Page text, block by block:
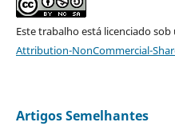
Este trabalho está licenciado sob
Attribution-NonCommercial-
Artigos Semelhantes